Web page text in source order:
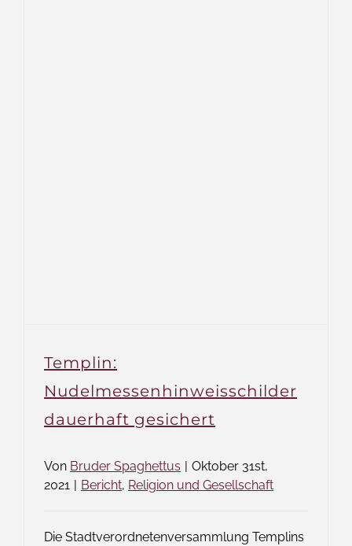
Templin:
Nudelmessenhinweisschilder
dauerhaft gesichert
Von Bruder Spaghettus
Oktober 31st,
2021
Bericht, Religion und Gesellschaft
Die Stadtverordnetenversammlung Templins